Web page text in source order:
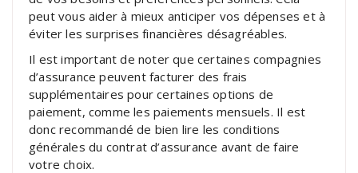
peut vous aider à mieux anticiper vos dépenses et à
éviter les surprises financières désagréables.
Il est important de noter que certaines compagnies
d’assurance peuvent facturer des frais
supplémentaires pour certaines options de
paiement, comme les paiements mensuels. Il est
donc recommandé de bien lire les conditions
générales du contrat d’assurance avant de faire
votre choix.